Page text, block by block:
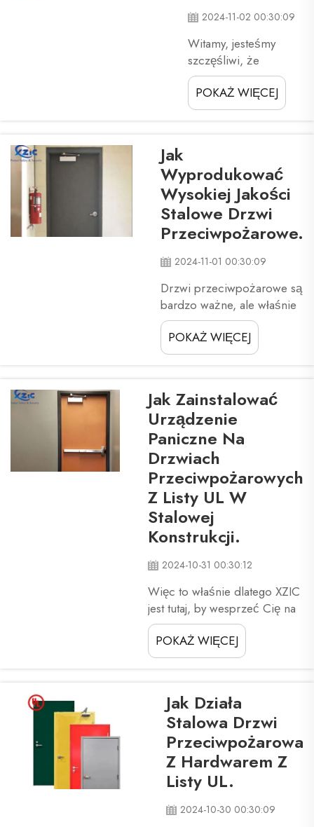
ratowanie ...
2024-11-02 00:30:09
Witamy, jesteśmy
szczęśliwi, że
zajrzałeś/aś, aby
zobaczyć niektóre z
Fajnych Wiadomości,
salonie
prezentacyjnym,
unikalnym
doświadczeniu, gdzie
możesz odkrywać
dzisiejszą technologię.
Więc pozwól nam
pokazać Ci, na co
liczyć ...
POKAŻ WIĘCEJ
Jak
Wyprodukować
Wysokiej Jakości
Stalowe Drzwi
Przeciwpożarowe.
2024-11-01 00:30:09
Drzwi przeciwpożarowe są
bardzo ważne, ale właśnie
stalowe drzwi
przeciwpożarowe ratują
tysiące żyć każdego roku.
uniemożliwiają łatwe
rozprzestrzenianie się
ognia, a jeśli dojdzie do
pożaru, może on szybko
przekształcić się w
niekontrolowany. Aby nas
chronić przed tym ...
POKAŻ WIĘCEJ
Jak Zainstalować
Urządzenie
Paniczne Na
Drzwiach
Przeciwpożarowych
Z Listy UL W
Stalowej
Konstrukcji.
2024-10-31 00:30:12
Więc to właśnie dlatego XZIC
jest tutaj, by wesprzeć Cię na
każdym etapie. Prowadzimy
Cię przez cały proces, abyś
mógł bezpiecznie i skutecznie
awaryjne na tej stalowej
drzwiach
przeciwpożarowych? Nie
martw się.
POKAŻ WIĘCEJ
Jak Działa
Stalowa Drzwi
Przeciwpożarowa
Z Hardwarem Z
Listy UL.
2024-10-30 00:30:09